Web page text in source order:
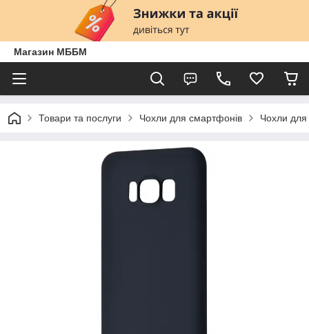
Магазин МББМ
Товари та послуги Чохли для смартфонів Чохли